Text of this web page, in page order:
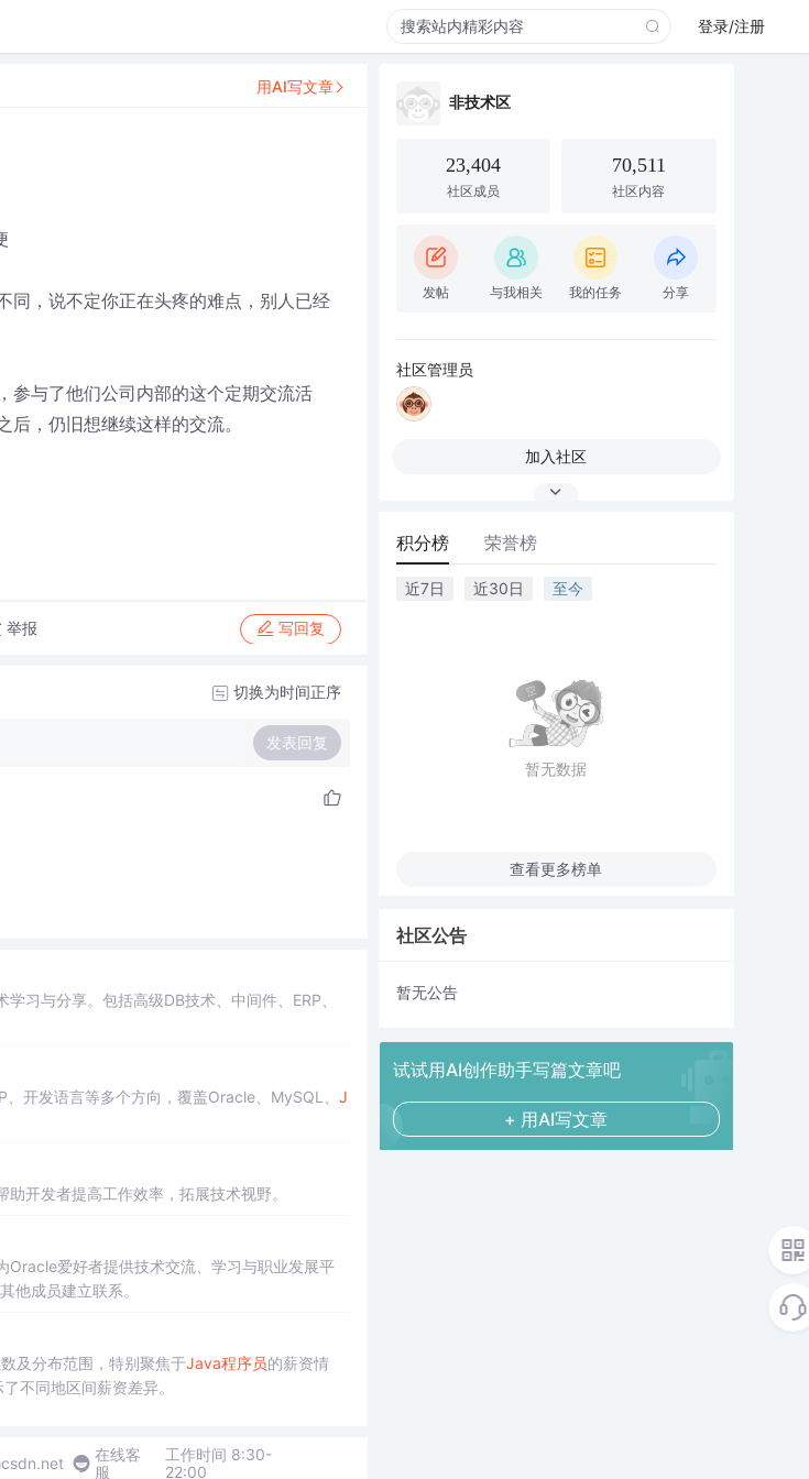
登录/注册
同，说不定你正在头疼的难点，别人已经
参与了他们公司内部的这个定期交流活
，仍旧想继续这样的交流。
举报 写回复
用AI写文章
切换为时间正序
发表回复
习与分享。包括高级DB技术、中间件、ERP、
开发语言等多个方向，覆盖Oracle、MySQL、 J
开发者提高工作效率，拓展技术视野。
爱好者提供技术交流、学习与职业发展平
他成员建立联系。
及分布范围，特别聚焦于Java程序员的薪资情
不同地区间薪资差异。
在线客
服
工作时间 8:30-
22:00
非技术区
23,404
社区成员
70,511
社区内容
发帖 与我相关 我的任务 分享
社区管理员
加入社区
积分榜 荣誉榜
近7日 近30日 至今
暂无数据
查看更多榜单
社区公告
暂无公告
试试用AI创作助手写篇文章吧
+ 用AI写文章